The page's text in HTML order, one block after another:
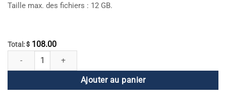
Taille max. des fichiers : 12 GB.
Total: $ 108.00
quantité de Application mondiale de la mela chinoise
Ajouter au panier